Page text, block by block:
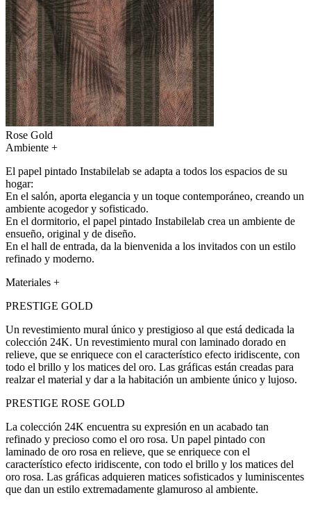
Rose Gold
Ambiente +
El papel pintado Instabilelab se adapta a todos los espacios de su
hogar:
En el salón, aporta elegancia y un toque contemporáneo, creando un
ambiente acogedor y sofisticado.
En el dormitorio, el papel pintado Instabilelab crea un ambiente de
ensueño, original y de diseño.
En el hall de entrada, da la bienvenida a los invitados con un estilo
refinado y moderno.
Materiales +
PRESTIGE GOLD
Un revestimiento mural único y prestigioso al que está dedicada la
colección 24K. Un revestimiento mural con laminado dorado en
relieve, que se enriquece con el característico efecto iridiscente, con
todo el brillo y los matices del oro. Las gráficas están creadas para
realzar el material y dar a la habitación un ambiente único y lujoso.
PRESTIGE ROSE GOLD
La colección 24K encuentra su expresión en un acabado tan
refinado y precioso como el oro rosa. Un papel pintado con
laminado de oro rosa en relieve, que se enriquece con el
característico efecto iridiscente, con todo el brillo y los matices del
oro rosa. Las gráficas adquieren matices sofisticados y luminiscentes
que dan un estilo extremadamente glamuroso al ambiente.